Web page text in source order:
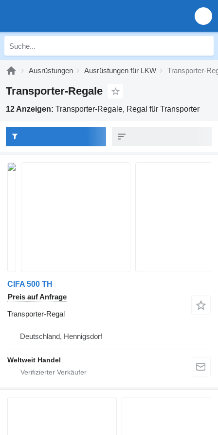
Ausrüstungen Ausrüstungen für LKW Transporter-
Transporter-Regale
12 Anzeigen: Transporter-Regale, Regal für Transporter
CIFA 500 TH
Preis auf Anfrage
Transporter-Regal
Deutschland, Hennigsdorf
Weltweit Handel